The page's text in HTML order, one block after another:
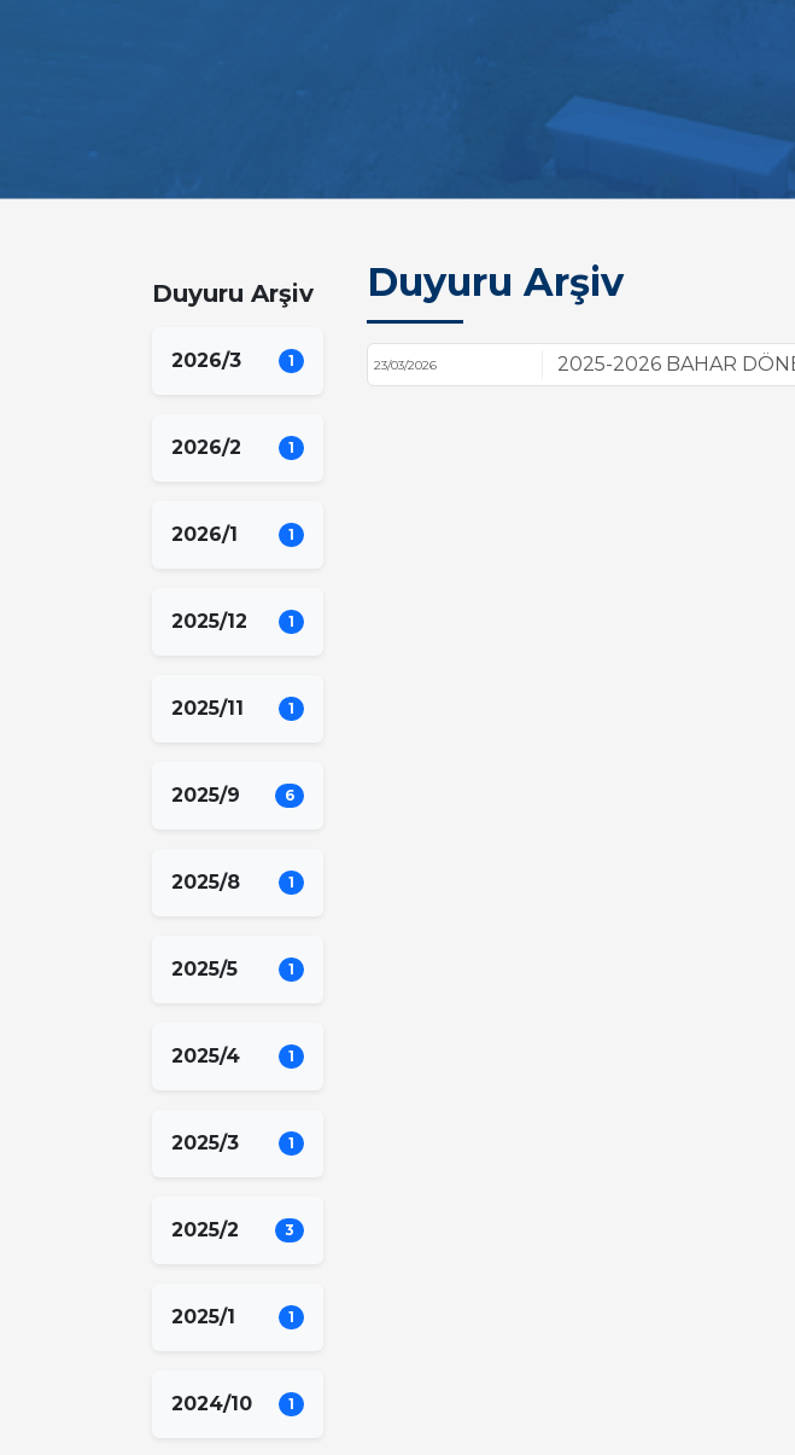
Duyuru Arşiv
2026/3 1
2026/2 1
2026/1 1
2025/12 1
2025/11 1
2025/9 6
2025/8 1
2025/5 1
2025/4 1
2025/3 1
2025/2 3
2025/1 1
2024/10 1
Duyuru Arşiv
23/03/2026 2025-2026 BAHAR